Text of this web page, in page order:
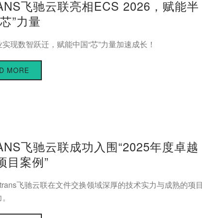
飞驰云联亮相ECS 2026，赋能半
”力量
现数智跃迁，赋能中国“芯”力量加速成长！
MORE
飞驰云联成功入围“2025年度卓越
目案例”
飞驰云联在文件交换领域深厚的技术实力与成熟的项目